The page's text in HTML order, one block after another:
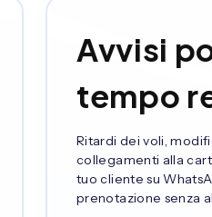
Avvisi
tempo
Ritardi dei voli,
collegamenti alla
tuo cliente su
prenotazione senza